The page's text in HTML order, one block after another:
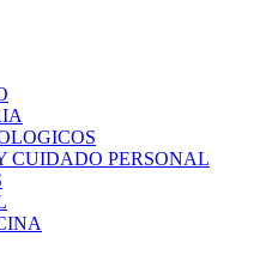
CUIDADO PERSONAL